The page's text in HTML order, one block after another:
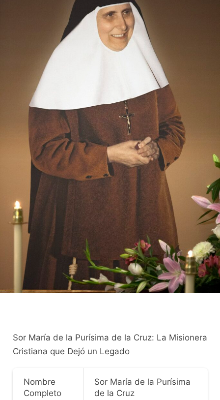
Sor María de la Purísima de la Cruz: La Misionera
Cristiana que Dejó un Legado
Nombre
Completo
Sor María de la Purísima
de la Cruz